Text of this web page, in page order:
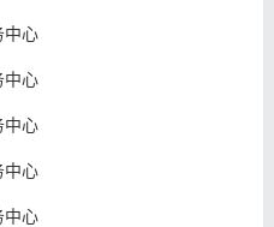
中心
中心
中心
中心
中心